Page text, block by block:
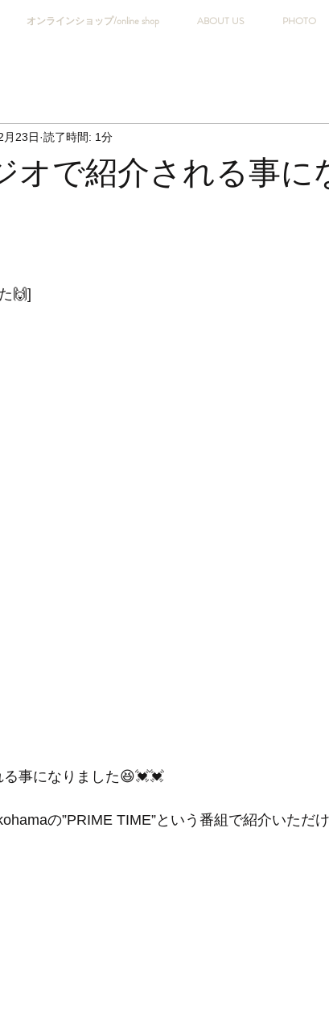
オンラインショップ/online shop ABOUT US PHOTO
オで紹介される事に
月23日 読了時間: 1分
🙌]
事になりました😆💓💓
の”PRIME TIME”という番組で紹介いただ